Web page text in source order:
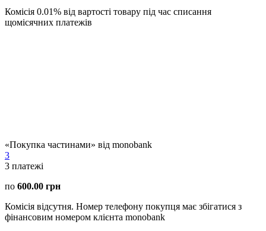
Комісія 0.01% від вартості товару під час списання
щомісячних платежів
«Покупка частинами» від monobank
3
3 платежі
по 600.00 грн
Комісія відсутня. Номер телефону покупця має збігатися з
фінансовим номером клієнта monobank